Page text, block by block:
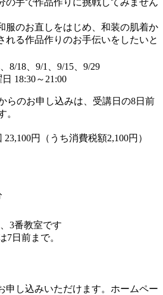
のお直しをはじめ、和装の肌着か
れる作品作りのお手伝いをしたいと
8/18、9/1、9/15、9/29
18:30～21:00
らのお申し込みは、受講日の8日前
。
23,100円（うち消費税額2,100円）
3番教室です
日前まで。
し込みいただけます。ホームペー